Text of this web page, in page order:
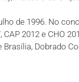
de 1996. No
2012 e CHO
Dobrado